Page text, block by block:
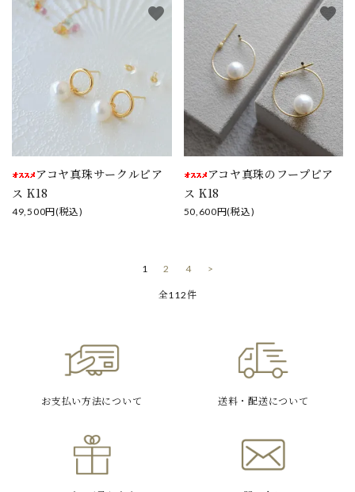
アコヤ真珠サークルピア
ス K18
49,500円(税込)
favorite
アコヤ真珠のフープピア
ス K18
50,600円(税込)
favorite
1 2 4 >
全112件
お支払い方法について 送料・配送について